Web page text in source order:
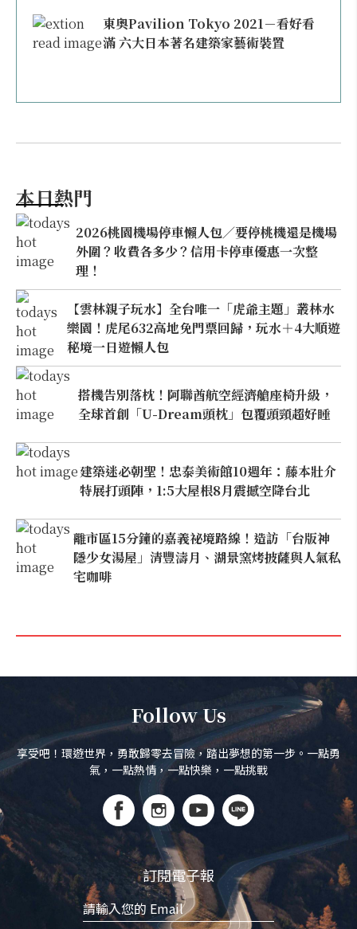
東奧Pavilion Tokyo 2021－看好看
滿 六大日本著名建築家藝術裝置
本日熱門
2026桃園機場停車懶人包／要停桃機還是機場
外圍？收費各多少？信用卡停車優惠一次整
理！
【雲林親子玩水】全台唯一「虎爺主題」叢林水
樂園！虎尾632高地免門票回歸，玩水＋4大順遊
秘境一日遊懶人包
搭機告別落枕！阿聯酋航空經濟艙座椅升級，
全球首創「U-Dream頭枕」包覆頭頸超好睡
建築迷必朝聖！忠泰美術館10週年：藤本壯介
特展打頭陣，1:5大屋根8月震撼空降台北
離市區15分鐘的嘉義祕境路線！造訪「台版神
隱少女湯屋」清豐濤月、湖景窯烤披薩與人氣私
宅咖啡
Follow Us
享受吧！環遊世界，勇敢歸零去冒險，踏出夢想的第一步。一點勇
氣，一點熱情，一點快樂，一點挑戰
訂閱電子報